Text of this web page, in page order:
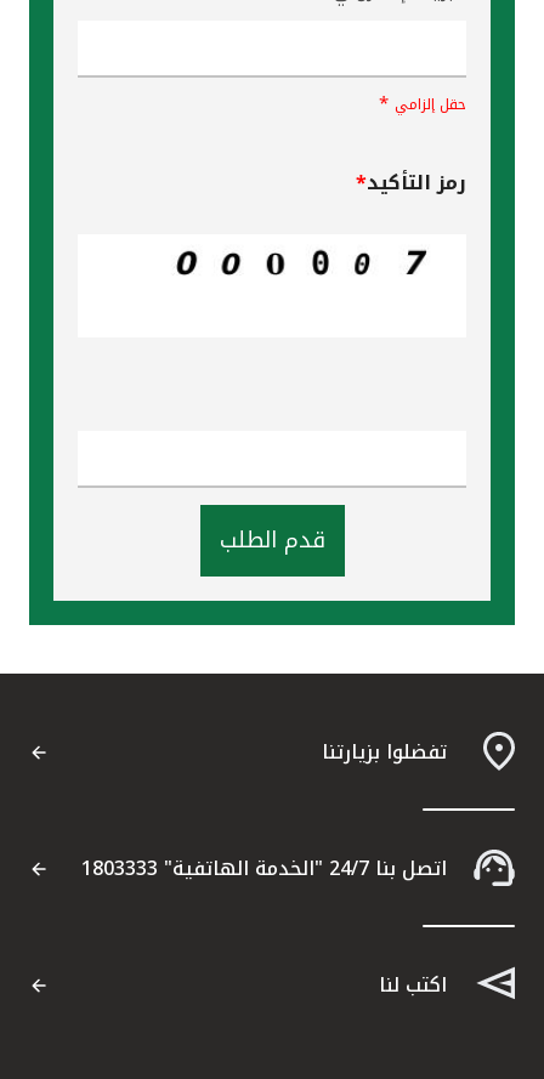
حقل إلزامي *
رمز التأكيد*
قدم الطلب
تفضلوا بزيارتنا
اتصل بنا 24/7 "الخدمة الهاتفية" 1803333
اكتب لنا